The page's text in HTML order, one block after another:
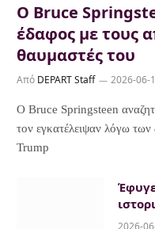
Ο Bruce
έδαφος με τους
θαυμαστές του
Από DEPART Staff 2026-06-
Ο Bruce Springsteen
τον εγκατέλειψαν λόγω
Trump
2026-